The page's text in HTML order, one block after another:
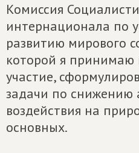
Комиссия
интернационала по
развитию мирового
которой я принимаю
участие,
задачи по снижению
воздействия на
основных.